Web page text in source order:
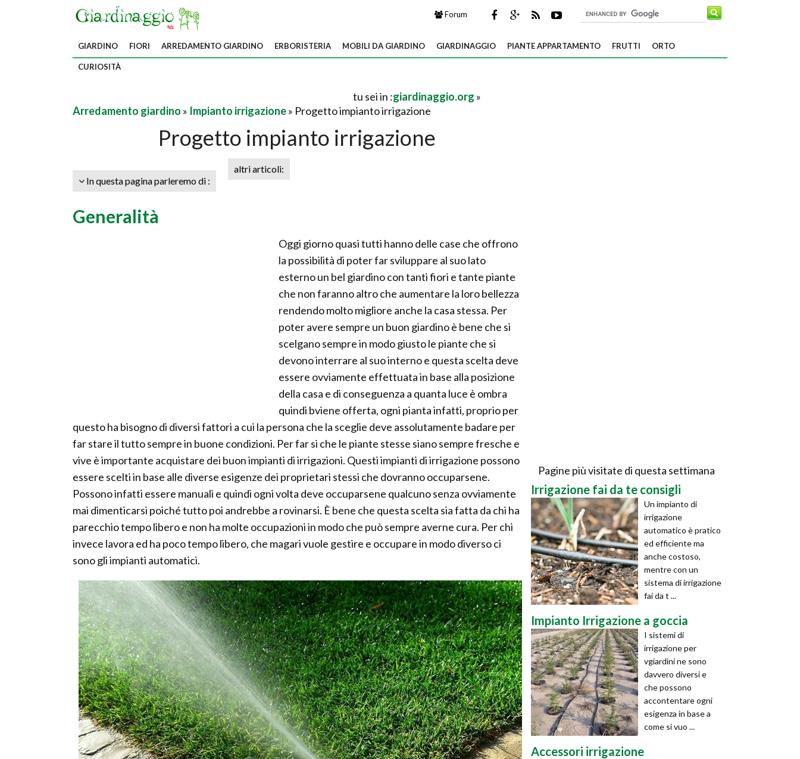
Forum
GIARDINO FIORI ARREDAMENTO GIARDINO ERBORISTERIA MOBILI DA GIARDINO GIARDINAGGIO PIANTE APPARTAMENTO FRUTTI ORTO
CURIOSITÀ
tu sei in :giardinaggio.org »
Arredamento giardino » Impianto irrigazione» Progetto impianto irrigazione
Progetto impianto irrigazione
In questa pagina parleremo di :
altri articoli:
Generalità
Oggi giorno quasi tutti hanno delle case che offrono
la possibilità di poter far sviluppare al suo lato
esterno un bel giardino con tanti fiori e tante piante
che non faranno altro che aumentare la loro bellezza
rendendo molto migliore anche la casa stessa. Per
poter avere sempre un buon giardino è bene che si
scelgano sempre in modo giusto le piante che si
devono interrare al suo interno e questa scelta deve
essere ovviamente effettuata in base alla posizione
della casa e di conseguenza a quanta luce è ombra
quindi bviene offerta, ogni pianta infatti, proprio per
questo ha bisogno di diversi fattori a cui la persona che la sceglie deve assolutamente badare per
far stare il tutto sempre in buone condizioni. Per far si che le piante stesse siano sempre fresche e
vive è importante acquistare dei buon impianti di irrigazioni. Questi impianti di irrigazione possono
essere scelti in base alle diverse esigenze dei proprietari stessi che dovranno occuparsene.
Possono infatti essere manuali e quindi ogni volta deve occuparsene qualcuno senza ovviamente
mai dimenticarsi poiché tutto poi andrebbe a rovinarsi. È bene che questa scelta sia fatta da chi ha
parecchio tempo libero e non ha molte occupazioni in modo che può sempre averne cura. Per chi
invece lavora ed ha poco tempo libero, che magari vuole gestire e occupare in modo diverso ci
sono gli impianti automatici.
Pagine più visitate di questa settimana
Irrigazione fai da te consigli
Un impianto di
irrigazione
automatico è pratico
ed efficiente ma
anche costoso,
mentre con un
sistema di irrigazione
fai da t ...
Impianto Irrigazione a goccia
I sistemi di
irrigazione per
vgiardini ne sono
davvero diversi e
che possono
accontentare ogni
esigenza in base a
come si vuo ...
Accessori irrigazione